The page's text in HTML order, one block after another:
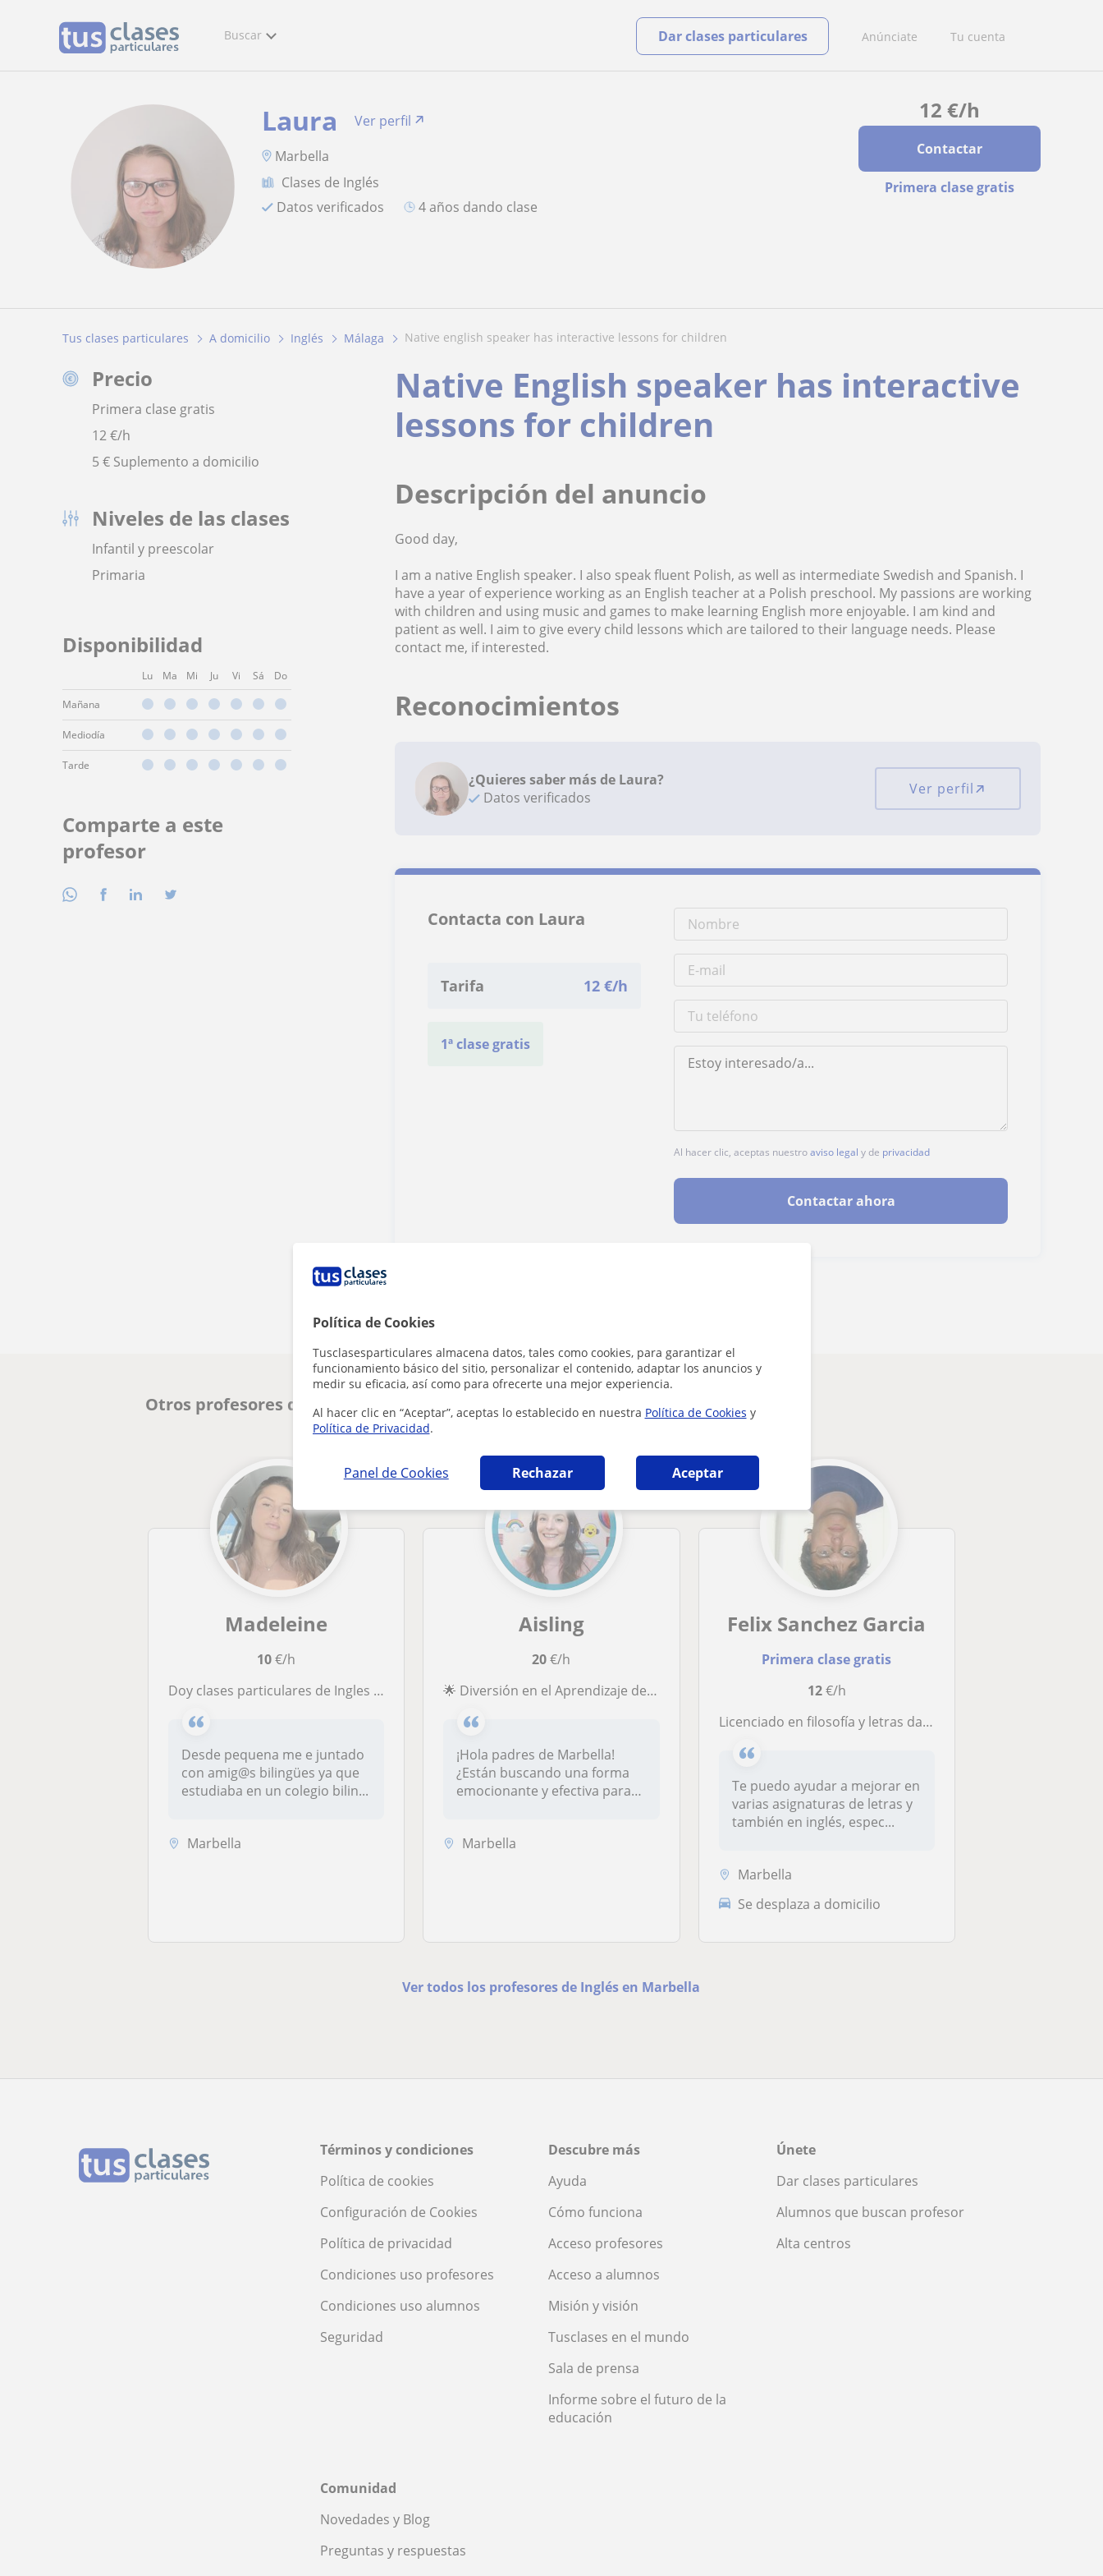
Política de Cookies
Tusclasesparticulares almacena datos, tales como cookies, para garantizar el
funcionamiento básico del sitio, personalizar el contenido, adaptar los anuncios y
medir su eficacia, así como para ofrecerte una mejor experiencia.
Al hacer clic en “Aceptar”, aceptas lo establecido en nuestra Política de Cookies y
Política de Privacidad.
Panel de Cookies Rechazar Aceptar
Buscar Anúnciate Tu cuenta
Dar clases particulares
12 €/h
Contactar
Primera clase gratis
Laura
Ver perfil
Marbella
Clases de Inglés
Datos verificados
4 años dando clase
Tus clases particulares A domicilio Inglés Málaga native english speaker has interactive lessons for children
Precio
Primera clase gratis
12€/h
5 € Suplemento a domicilio
Niveles de las clases
Infantil y preescolar
Primaria
Disponibilidad
Lu Ma Mi Ju Vi Sá Do
Mañana
Mediodía
Tarde
Comparte a este
profesor
Native English speaker has interactive
lessons for children
Descripción del anuncio
Good day,
I am a native English speaker. I also speak fluent Polish, as well as intermediate Swedish and Spanish. I
have a year of experience working as an English teacher at a Polish preschool. My passions are working
with children and using music and games to make learning English more enjoyable. I am kind and
patient as well. I aim to give every child lessons which are tailored to their language needs. Please
contact me, if interested.
Reconocimientos
¿Quieres saber más de Laura?
Datos verificados
Ver perfil
Contacta con Laura
Tarifa 12 €/h
1ª clase gratis
Al hacer clic, aceptas nuestroaviso legal y de privacidad
Contactar ahora
Otros profesores de Inglés en Marbella que pueden interesarte
Madeleine
10€/h
Doy clases particulares de Ingles (edades 8-15)
Desde pequena me e juntado
con amig@s bilingües ya que
estudiaba en un colegio bilin...
Marbella
Aisling
20€/h
🌟 Diversión en el Aprendizaje del Inglés con Aisling! 🌈
¡Hola padres de Marbella!
¿Están buscando una forma
emocionante y efectiva para
Marbella
Felix Sanchez Garcia
Primera clase gratis
12€/h
Licenciado en filosofía y letras da clases de humanidades e inglés
Te puedo ayudar a mejorar en
varias asignaturas de letras y
también en inglés, espec...
Marbella
Se desplaza a domicilio
Ver todos los profesores de Inglés en Marbella
Términos y condiciones
Política de cookies
Configuración de Cookies
Política de privacidad
Condiciones uso profesores
Condiciones uso alumnos
Seguridad
Descubre más
Ayuda
Cómo funciona
Acceso profesores
Acceso a alumnos
Misión y visión
Tusclases en el mundo
Sala de prensa
Informe sobre el futuro de la
educación
Únete
Dar clases particulares
Alumnos que buscan profesor
Alta centros
Comunidad
Novedades y Blog
Preguntas y respuestas